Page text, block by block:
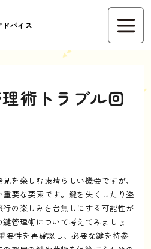
バイス
術トラブル回
を楽しむ素晴らしい機会ですが、
要な要素です。鍵を失くしたり盗
の楽しみを台無しにする可能性が
管理術について考えてみましょ
要性を再確認し、必要な鍵を持参